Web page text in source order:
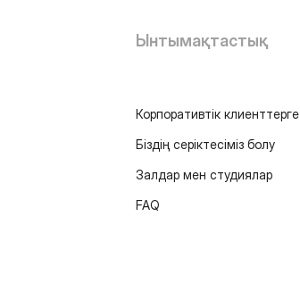
Ынтымақтастық
Корпоративтік клиенттерге
Біздің серіктесіміз болу
Залдар мен студиялар
FAQ